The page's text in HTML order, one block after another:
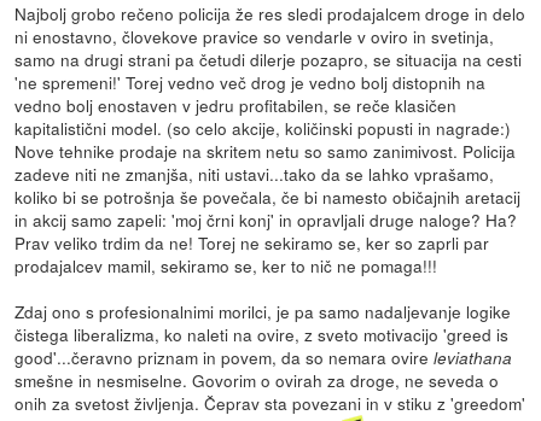
Najbolj grobo rečeno policija že res sledi prodajalcem droge in delo
ni enostavno, človekove pravice so vendarle v oviro in svetinja,
samo na drugi strani pa četudi dilerje pozapro, se situacija na cesti
'ne spremeni!' Torej vedno več drog je vedno bolj distopnih na
vedno bolj enostaven v jedru profitabilen, se reče klasičen
kapitalistični model. (so celo akcije, količinski popusti in nagrade:)
Nove tehnike prodaje na skritem netu so samo zanimivost. Policija
zadeve niti ne zmanjša, niti ustavi...tako da se lahko vprašamo,
koliko bi se potrošnja še povečala, če bi namesto običajnih aretacij
in akcij samo zapeli: 'moj črni konj' in opravljali druge naloge? Ha?
Prav veliko trdim da ne! Torej ne sekiramo se, ker so zaprli par
prodajalcev mamil, sekiramo se, ker to nič ne pomaga!!!
Zdaj ono s profesionalnimi morilci, je pa samo nadaljevanje logike
čistega liberalizma, ko naleti na ovire, z sveto motivacijo 'greed is
good'...čeravno priznam in povem, da so nemara ovireleviathana
smešne in nesmiselne. Govorim o ovirah za droge, ne seveda o
onih za svetost življenja. Čeprav sta povezani in v stiku z 'greedom'